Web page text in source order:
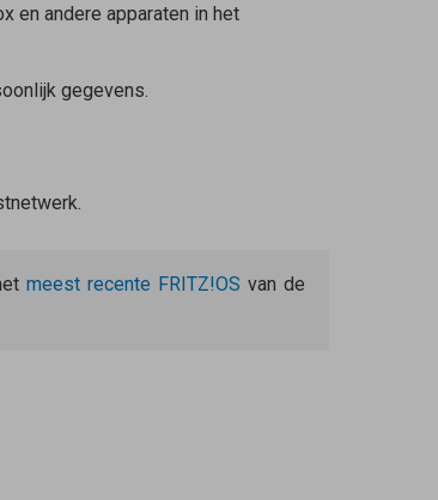
en andere apparaten in het
gegevens.
meest recente FRITZ!OS van de